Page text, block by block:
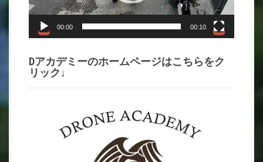
ヤ
00:00 00:10
Dアカデミーのホームページはこちらをク
リック↓